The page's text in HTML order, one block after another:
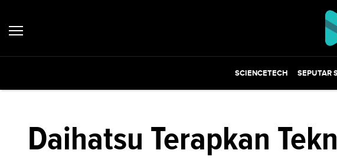
SCIENCETECH SEPUTAR
Daihatsu Terapkan